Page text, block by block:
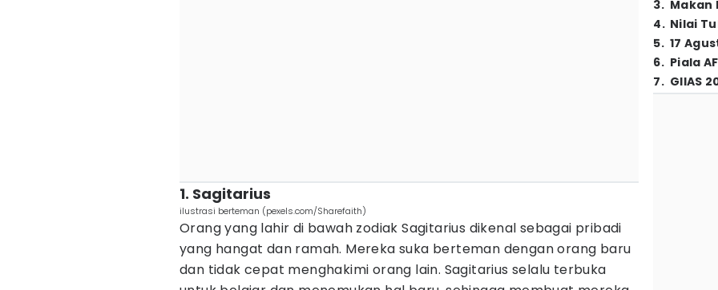
1. Sagitarius
ilustrasi berteman (pexels.com/Sharefaith)
Orang yang lahir di bawah zodiak Sagitarius dikenal sebagai pribadi
yang hangat dan ramah. Mereka suka berteman dengan orang baru
dan tidak cepat menghakimi orang lain. Sagitarius selalu terbuka
3. Makan
4. Nilai
5. 17
6. Piala
7. GIIAS